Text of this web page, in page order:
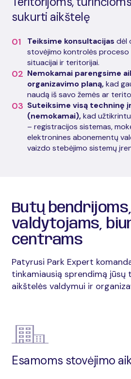
sukurti aikštelę
01 Teiksime konsultacijas dėl
stovėjimo kontrolės proceso
situacijai ir teritorijai.
02 Nemokamai parengsime
organizavimo planą,kad
naudą iš savo žemės ar
03 Suteiksime visą techninę
(nemokamai),kad
– registracijos sistemas,
elektronines abonementų
vaizdo stebėjimo sistemų
Butų
valdytojams,
centrams
Patyrusi Park Expert
tinkamiausią sprendimą jūsų
aikštelės valdymui ir
Esamoms stovėjimo